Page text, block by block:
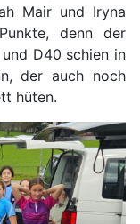
Mair und Iryna
denn der
D40 schien in
der auch noch
hüten.